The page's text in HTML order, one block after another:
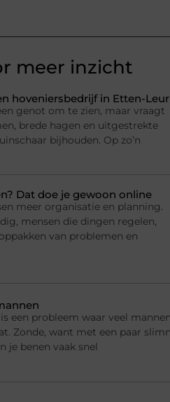
meer inzicht
hoveniersbedrijf in Etten-Leur
genot om te zien, maar vraagt
brede hagen en uitgestrekte
bijhouden. Op zo’n
Dat doe je gewoon online
meer organisatie en planning.
mensen die dingen regelen,
van problemen en
een probleem waar veel mannen
Zonde, want met een paar
je benen vaak snel